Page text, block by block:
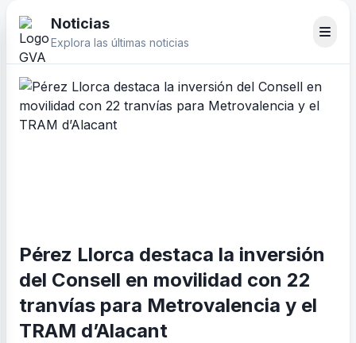
Noticias
Explora las últimas noticias
Pérez Llorca destaca la inversión
del Consell en movilidad con 22
tranvías para Metrovalencia y el
TRAM d’Alacant